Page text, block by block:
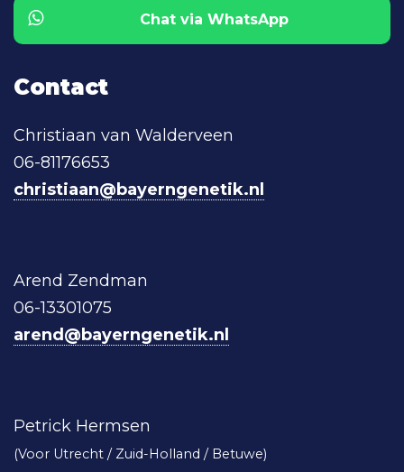
Chat via WhatsApp
Contact
Christiaan van Walderveen
06-81176653
christiaan@bayerngenetik.nl
Arend Zendman
06-13301075
arend@bayerngenetik.nl
Petrick Hermsen
(Voor Utrecht / Zuid-Holland / Betuwe)